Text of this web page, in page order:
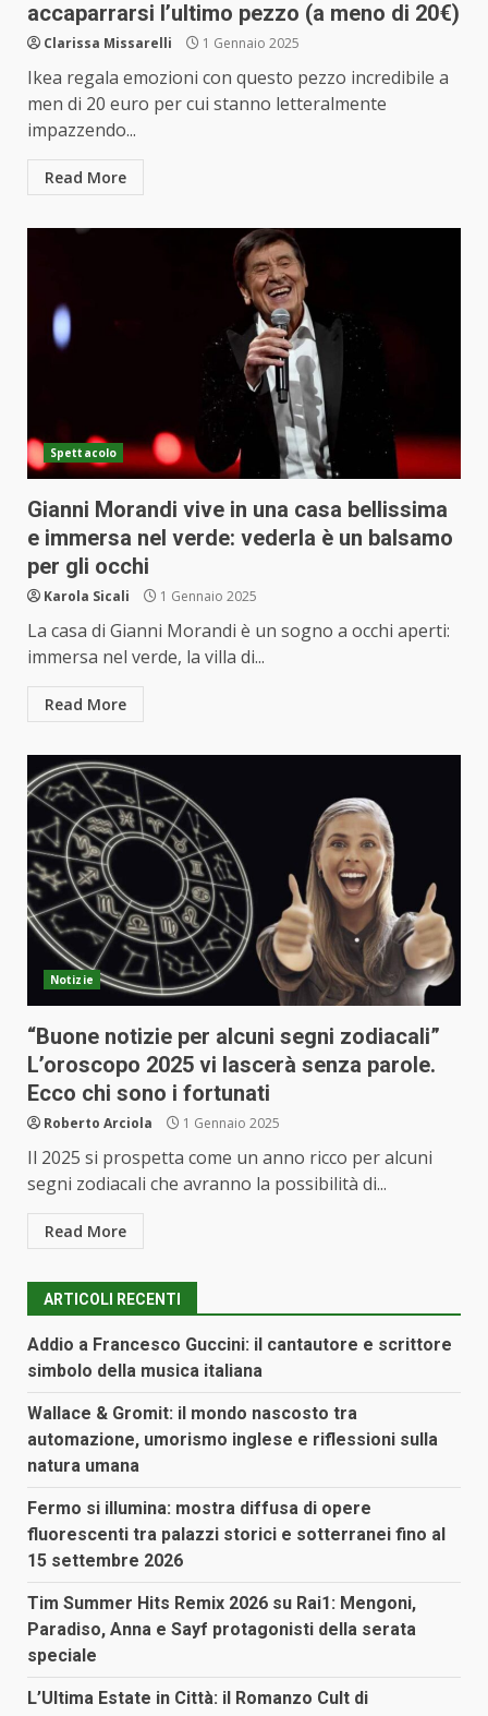
accaparrarsi l’ultimo pezzo (a meno di 20€)
Clarissa Missarelli 1 Gennaio 2025
Ikea regala emozioni con questo pezzo incredibile a
men di 20 euro per cui stanno letteralmente
impazzendo...
Read More
Spettacolo
Gianni Morandi vive in una casa bellissima
e immersa nel verde: vederla è un balsamo
per gli occhi
Karola Sicali 1 Gennaio 2025
La casa di Gianni Morandi è un sogno a occhi aperti:
immersa nel verde, la villa di...
Read More
Notizie
“Buone notizie per alcuni segni zodiacali”
L’oroscopo 2025 vi lascerà senza parole.
Ecco chi sono i fortunati
Roberto Arciola 1 Gennaio 2025
Il 2025 si prospetta come un anno ricco per alcuni
segni zodiacali che avranno la possibilità di...
Read More
ARTICOLI RECENTI
Addio a Francesco Guccini: il cantautore e scrittore
simbolo della musica italiana
Wallace & Gromit: il mondo nascosto tra
automazione, umorismo inglese e riflessioni sulla
natura umana
Fermo si illumina: mostra diffusa di opere
fluorescenti tra palazzi storici e sotterranei fino al
15 settembre 2026
Tim Summer Hits Remix 2026 su Rai1: Mengoni,
Paradiso, Anna e Sayf protagonisti della serata
speciale
L’Ultima Estate in Città: il Romanzo Cult di